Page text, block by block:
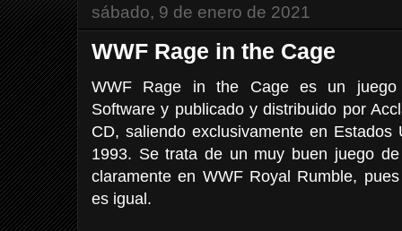
sábado, 9 de enero de 2021
WWF Rage in the Cage
WWF Rage in the Cage es un juego
Software y publicado y distribuido por
CD, saliendo exclusivamente en
1993. Se trata de un muy buen juego
claramente en WWF Royal Rumble,
es igual.